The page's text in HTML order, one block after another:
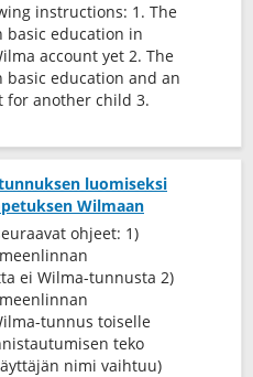
instructions: 1. The
basic education in
account yet 2. The
education and an
for another child 3.
luomiseksi
Wilmaan
ohjeet: 1)
ei Wilma-tunnusta 2)
tunnus toiselle
teko
nimi vaihtuu)